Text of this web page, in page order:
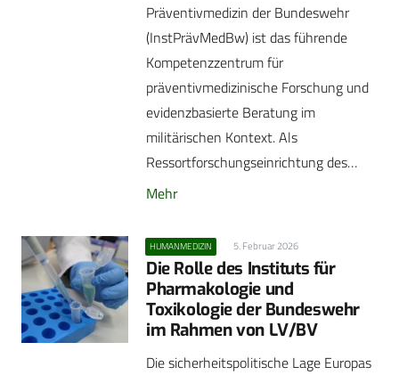
Präventivmedizin der Bundeswehr
(InstPrävMedBw) ist das führende
Kompetenzzentrum für
präventivmedizinische Forschung und
evidenzbasierte Beratung im
militärischen Kontext. Als
Ressortforschungseinrichtung des…
Mehr
HUMANMEDIZIN 5. Februar 2026
Die Rolle des Instituts für
Pharmakologie und
Toxikologie der Bundeswehr
im Rahmen von LV/BV
Die sicherheitspolitische Lage Europas